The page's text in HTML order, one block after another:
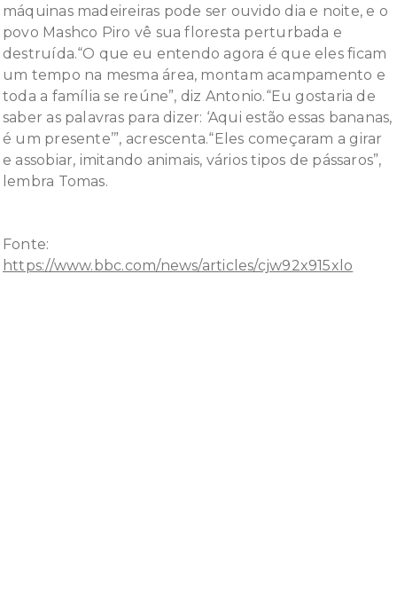
máquinas madeireiras pode ser ouvido dia e noite, e o
povo Mashco Piro vê sua floresta perturbada e
destruída.“O que eu entendo agora é que eles ficam
um tempo na mesma área, montam acampamento e
toda a família se reúne”, diz Antonio.“Eu gostaria de
saber as palavras para dizer: ‘Aqui estão essas bananas,
é um presente’”, acrescenta.“Eles começaram a girar
e assobiar, imitando animais, vários tipos de pássaros”,
lembra Tomas.
Fonte:
https://www.bbc.com/news/articles/cjw92x915xlo